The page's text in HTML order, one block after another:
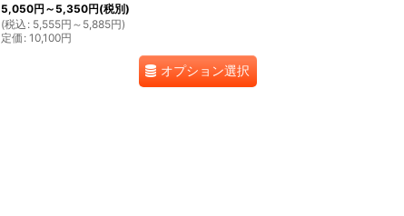
5,050円 ～5,350円(税別)
(税込 : 5,555円 ～5,885円)
定価 : 10,100円
オプション選択